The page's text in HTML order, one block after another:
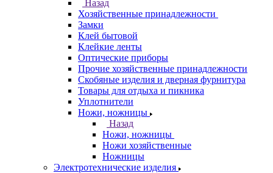
Назад
Хозяйственные принадлежности
Замки
Клей бытовой
Клейкие ленты
Оптические приборы
Прочие хозяйственные принадлежности
Скобяные изделия и дверная фурнитура
Товары для отдыха и пикника
Уплотнители
Ножи, ножницы
Назад
Ножи, ножницы
Ножи хозяйственные
Ножницы
Электротехнические изделия